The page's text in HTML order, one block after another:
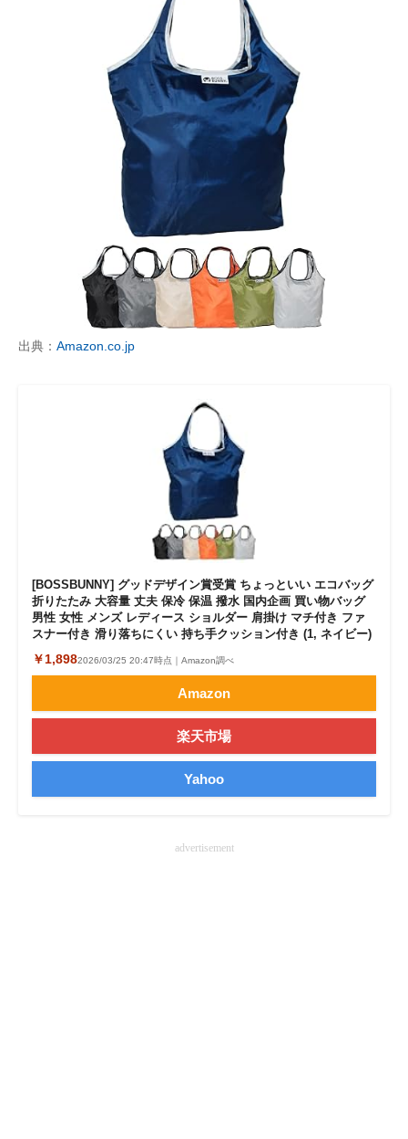
企業ITのトレンドを詳説
経営リーダーのコミュニティ
マーケ×ITの今がよく分かる
ITエンジニア向け専門サイト
企業向けIT製品の総合サイト
IT製品の技術・比較・事例
製造業のIT導入・活用を支援
モノづくり技術者専門サイト
エネルギーの専門メディア
建設×テクノロジーの最前線
ちょっと気になるネットの話題
出典： Amazon.co.jp
[BOSSBUNNY] グッドデザイン賞受賞 ちょっといい エコバッグ
折りたたみ 大容量 丈夫 保冷 保温 撥水 国内企画 買い物バッグ
男性 女性 メンズ レディース ショルダー 肩掛け マチ付き ファ
スナー付き 滑り落ちにくい 持ち手クッション付き (1, ネイビー)
￥1,8982026/03/25 20:47時点｜Amazon調べ
Amazon
楽天市場
Yahoo
advertisement